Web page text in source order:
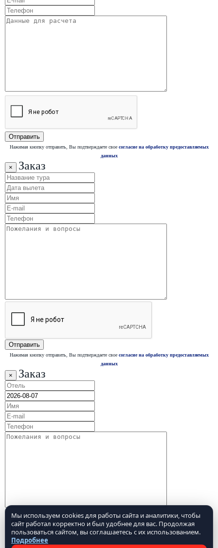
Мы используем cookies для работы сайта и аналитики, чтобы
сайт работал корректно и был удобнее для вас. Продолжая
пользоваться сайтом, вы соглашаетесь с их использованием.
Подробнее
Нажимая кнопку отправить, Вы подтверждаете свое согласие на обработку предоставляемых
данных
× Заказ
Нажимая кнопку отправить, Вы подтверждаете свое согласие на обработку предоставляемых
данных
× Заказ